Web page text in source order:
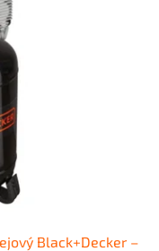
Black+Decker –